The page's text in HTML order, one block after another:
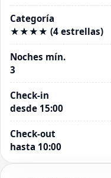
Categoría
★★★★ (4 estrellas)
Noches mín.
3
Check-in
desde 15:00
Check-out
hasta 10:00